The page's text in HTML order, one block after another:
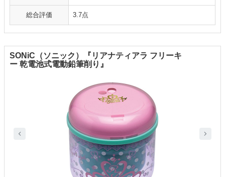
総合評価 3.7点
SONiC（ソニック）『リアナティアラ フリーキ
ー 乾電池式電動鉛筆削り』